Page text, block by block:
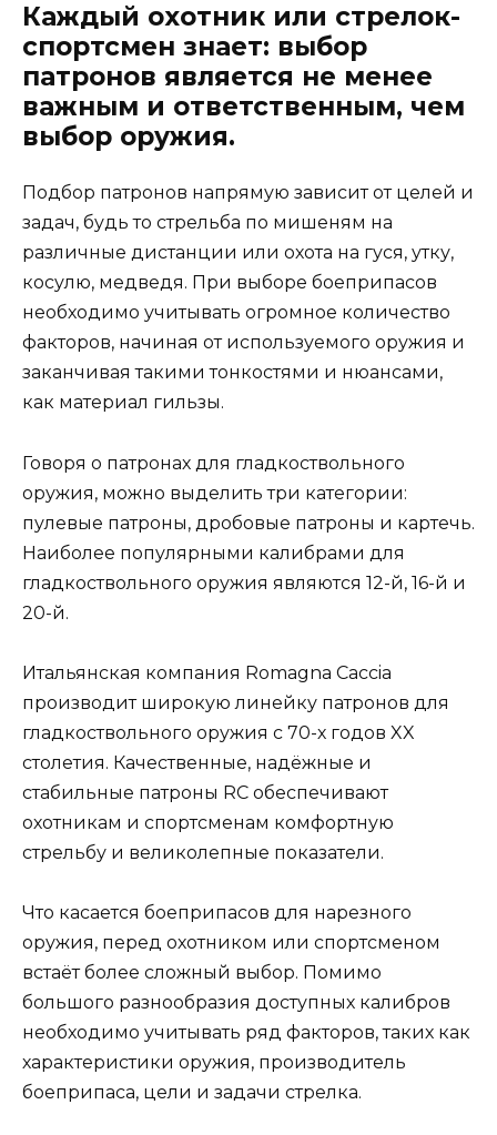
Каждый охотник или стрелок-
спортсмен знает: выбор
патронов является не менее
важным и ответственным, чем
выбор оружия.
Подбор патронов напрямую зависит от целей и
задач, будь то стрельба по мишеням на
различные дистанции или охота на гуся, утку,
косулю, медведя. При выборе боеприпасов
необходимо учитывать огромное количество
факторов, начиная от используемого оружия и
заканчивая такими тонкостями и нюансами,
как материал гильзы.
Говоря о патронах для гладкоствольного
оружия, можно выделить три категории:
пулевые патроны, дробовые патроны и картечь.
Наиболее популярными калибрами для
гладкоствольного оружия являются 12-й, 16-й и
20-й.
Итальянская компания Romagna Caccia
производит широкую линейку патронов для
гладкоствольного оружия с 70-х годов XX
столетия. Качественные, надёжные и
стабильные патроны RC обеспечивают
охотникам и спортсменам комфортную
стрельбу и великолепные показатели.
Что касается боеприпасов для нарезного
оружия, перед охотником или спортсменом
встаёт более сложный выбор. Помимо
большого разнообразия доступных калибров
необходимо учитывать ряд факторов, таких как
характеристики оружия, производитель
боеприпаса, цели и задачи стрелка.